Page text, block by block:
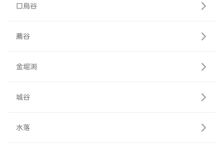
口烏谷
薦谷
金堀渕
城谷
水落